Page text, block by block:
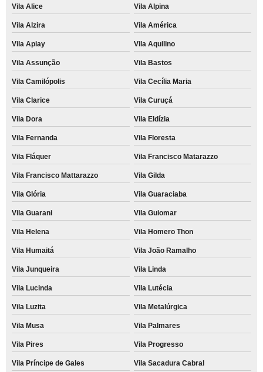
Vila Alice Vila Alpina
Vila Alzira Vila América
Vila Apiay Vila Aquilino
Vila Assunção Vila Bastos
Vila Camilópolis Vila Cecília Maria
Vila Clarice Vila Curuçá
Vila Dora Vila Eldízia
Vila Fernanda Vila Floresta
Vila Fláquer Vila Francisco Matarazzo
Vila Francisco Mattarazzo Vila Gilda
Vila Glória Vila Guaraciaba
Vila Guarani Vila Guiomar
Vila Helena Vila Homero Thon
Vila Humaitá Vila João Ramalho
Vila Junqueira Vila Linda
Vila Lucinda Vila Lutécia
Vila Luzita Vila Metalúrgica
Vila Musa Vila Palmares
Vila Pires Vila Progresso
Vila Príncipe de Gales Vila Sacadura Cabral